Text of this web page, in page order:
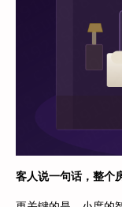
客人说一句话，整个